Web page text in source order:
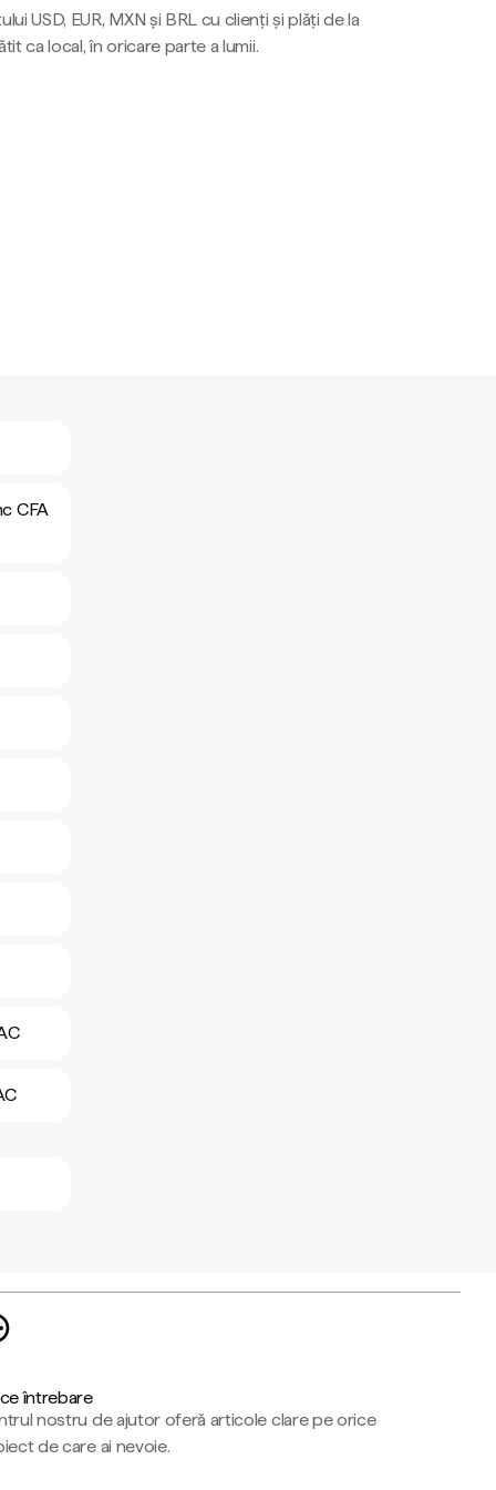
USD, EUR, MXN și BRL cu clienți și plăți de la
ca local, în oricare parte a lumii.
CFA
întrebare
nostru de ajutor oferă articole clare pe orice
de care ai nevoie.